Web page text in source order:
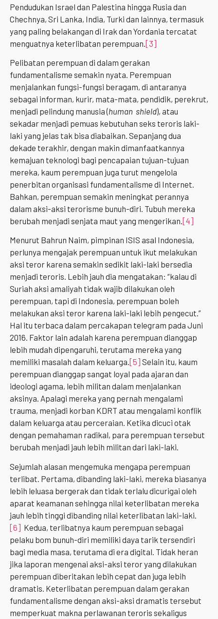
Pendudukan Israel dan Palestina hingga Rusia dan
Chechnya, Sri Lanka, India, Turki dan lainnya, termasuk
yang paling belakangan di Irak dan Yordania tercatat
menguatnya keterlibatan perempuan. [3]
Pelibatan perempuan di dalam gerakan
fundamentalisme semakin nyata. Perempuan
menjalankan fungsi-fungsi beragam, di antaranya
sebagai informan, kurir, mata-mata, pendidik, perekrut,
menjadi pelindung manusia (human shield), atau
sekadar menjadi pemuas kebutuhan seks teroris laki-
laki yang jelas tak bisa diabaikan. Sepanjang dua
dekade terakhir, dengan makin dimanfaatkannya
kemajuan teknologi bagi pencapaian tujuan-tujuan
mereka, kaum perempuan juga turut mengelola
penerbitan organisasi fundamentalisme di Internet.
Bahkan, perempuan semakin meningkat perannya
dalam aksi-aksi terorisme bunuh-diri. Tubuh mereka
berubah menjadi senjata maut yang mengerikan. [4]
Menurut Bahrun Naim, pimpinan ISIS asal Indonesia,
perlunya mengajak perempuan untuk ikut melakukan
aksi teror karena semakin sedikit laki-laki bersedia
menjadi teroris. Lebih jauh dia mengatakan: “kalau di
Suriah aksi amaliyah tidak wajib dilakukan oleh
perempuan, tapi di Indonesia, perempuan boleh
melakukan aksi teror karena laki-laki lebih pengecut.”
Hal itu terbaca dalam percakapan telegram pada Juni
2016. Faktor lain adalah karena perempuan dianggap
lebih mudah dipengaruhi, terutama mereka yang
memiliki masalah dalam keluarga.[5] Selain itu, kaum
perempuan dianggap sangat loyal pada ajaran dan
ideologi agama, lebih militan dalam menjalankan
aksinya. Apalagi mereka yang pernah mengalami
trauma, menjadi korban KDRT atau mengalami konflik
dalam keluarga atau perceraian. Ketika dicuci otak
dengan pemahaman radikal, para perempuan tersebut
berubah menjadi jauh lebih militan dari laki-laki.
Sejumlah alasan mengemuka mengapa perempuan
terlibat. Pertama, dibanding laki-laki, mereka biasanya
lebih leluasa bergerak dan tidak terlalu dicurigai oleh
aparat keamanan sehingga nilai keterlibatan mereka
jauh lebih tinggi dibanding nilai keterlibatan laki-laki.
[6] Kedua, terlibatnya kaum perempuan sebagai
pelaku bom bunuh-diri memiliki daya tarik tersendiri
bagi media masa, terutama di era digital. Tidak heran
jika laporan mengenai aksi-aksi teror yang dilakukan
perempuan diberitakan lebih cepat dan juga lebih
dramatis. Keterlibatan perempuan dalam gerakan
fundamentalisme dengan aksi-aksi dramatis tersebut
memperkuat makna perlawanan teroris sekaligus